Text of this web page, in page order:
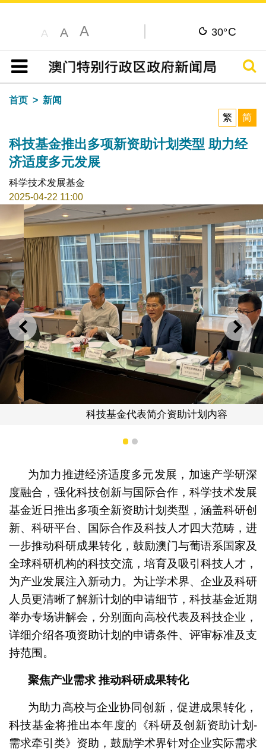
A A A 30°C
目录
搜寻
首页
新闻
繁
简
科技基金推出多项新资助计划类型 助力经
济适度多元发展
科学技术发展基金
2025-04-22 11:00
上一则 下一
科技基金代表简介资助计划内容
1 2
为加力推进经济适度多元发展，加速产学研深
度融合，强化科技创新与国际合作，科学技术发展
基金近日推出多项全新资助计划类型，涵盖科研创
新、科研平台、国际合作及科技人才四大范畴，进
一步推动科研成果转化，鼓励澳门与葡语系国家及
全球科研机构的科技交流，培育及吸引科技人才，
为产业发展注入新动力。为让学术界、企业及科研
人员更清晰了解新计划的申请细节，科技基金近期
举办专场讲解会，分别面向高校代表及科技企业，
详细介绍各项资助计划的申请条件、评审标准及支
持范围。
聚焦产业需求 推动科研成果转化
为助力高校与企业协同创新，促进成果转化，
科技基金将推出本年度的《科研及创新资助计划-
需求牵引类》资助，鼓励学术界针对企业实际需求